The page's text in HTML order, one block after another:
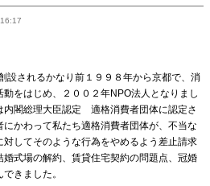
設されるかなり前１９９８年から京都で、消
をはじめ、２００２年NPO法人となりまし
内閣総理大臣認定 適格消費者団体に認定さ
かわって私たち適格消費者団体が、不当な
してそのような行為をやめるよう差止請求
式場の解約、賃貸住宅契約の問題点、冠婚
きました。